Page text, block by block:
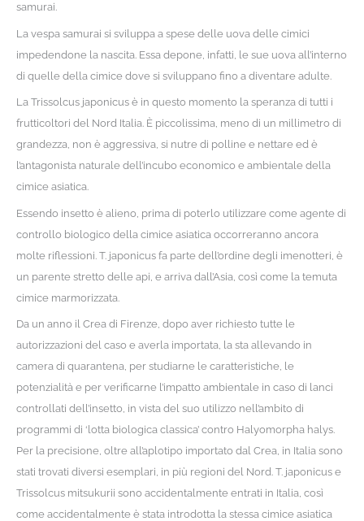
samurai.
La vespa samurai si sviluppa a spese delle uova delle cimici
impedendone la nascita. Essa depone, infatti, le sue uova all’interno
di quelle della cimice dove si sviluppano fino a diventare adulte.
La Trissolcus japonicus è in questo momento la speranza di tutti i
frutticoltori del Nord Italia. È piccolissima, meno di un millimetro di
grandezza, non è aggressiva, si nutre di polline e nettare ed è
l’antagonista naturale dell’incubo economico e ambientale della
cimice asiatica.
Essendo insetto è alieno, prima di poterlo utilizzare come agente di
controllo biologico della cimice asiatica occorreranno ancora
molte riflessioni. T. japonicus fa parte dell’ordine degli imenotteri, è
un parente stretto delle api, e arriva dall’Asia, così come la temuta
cimice marmorizzata.
Da un anno il Crea di Firenze, dopo aver richiesto tutte le
autorizzazioni del caso e averla importata, la sta allevando in
camera di quarantena, per studiarne le caratteristiche, le
potenzialità e per verificarne l’impatto ambientale in caso di lanci
controllati dell’insetto, in vista del suo utilizzo nell’ambito di
programmi di ‘lotta biologica classica’ contro Halyomorpha halys.
Per la precisione, oltre all’aplotipo importato dal Crea, in Italia sono
stati trovati diversi esemplari, in più regioni del Nord. T. japonicus e
Trissolcus mitsukurii sono accidentalmente entrati in Italia, così
come accidentalmente è stata introdotta la stessa cimice asiatica